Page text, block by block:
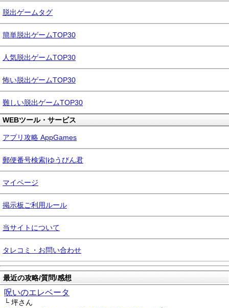
脱出ゲームタグ
簡単脱出ゲームTOP30
人気脱出ゲームTOP30
怖い脱出ゲームTOP30
難しい脱出ゲームTOP30
WEBツール・サービス
アプリ攻略 AppGames
郵便番号検索|ゆうびん君
マイページ
掲示板ご利用ルール
当サイトについて
タレコミ・お問い合わせ
最近の攻略/質問/感想
呪いのエレベータ
└ 坪さん